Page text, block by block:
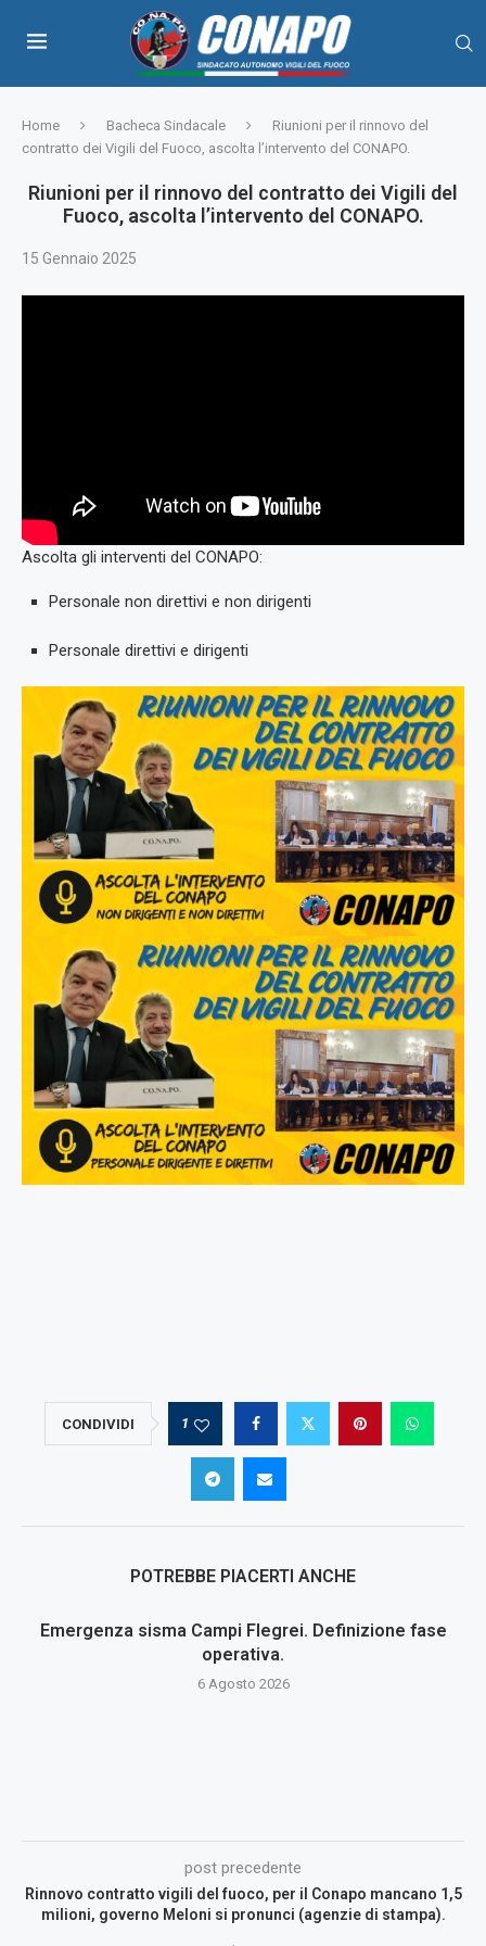
Home Bacheca Sindacale
Riunioni per il rinnovo del
contratto dei Vigili del Fuoco, ascolta l’intervento del CONAPO.
Riunioni per il rinnovo del contratto dei Vigili del
Fuoco, ascolta l’intervento del CONAPO.
15 Gennaio 2025
Ascolta gli interventi del CONAPO:
Personale non direttivi e non dirigenti
Personale direttivi e dirigenti
CONDIVIDI 1
POTREBBE PIACERTI ANCHE
Emergenza sisma Campi Flegrei. Definizione fase
operativa.
6 Agosto 2026
post precedente
Rinnovo contratto vigili del fuoco, per il Conapo mancano 1,5
milioni, governo Meloni si pronunci (agenzie di stampa).